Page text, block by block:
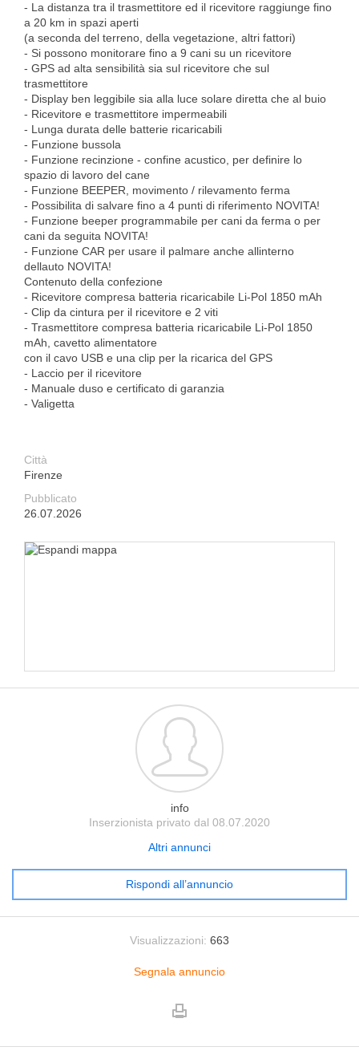
- La distanza tra il trasmettitore ed il ricevitore raggiunge fino
a 20 km in spazi aperti
(a seconda del terreno, della vegetazione, altri fattori)
- Si possono monitorare fino a 9 cani su un ricevitore
- GPS ad alta sensibilità sia sul ricevitore che sul
trasmettitore
- Display ben leggibile sia alla luce solare diretta che al buio
- Ricevitore e trasmettitore impermeabili
- Lunga durata delle batterie ricaricabili
- Funzione bussola
- Funzione recinzione - confine acustico, per definire lo
spazio di lavoro del cane
- Funzione BEEPER, movimento / rilevamento ferma
- Possibilita di salvare fino a 4 punti di riferimento NOVITA!
- Funzione beeper programmabile per cani da ferma o per
cani da seguita NOVITA!
- Funzione CAR per usare il palmare anche allinterno
dellauto NOVITA!
Contenuto della confezione
- Ricevitore compresa batteria ricaricabile Li-Pol 1850 mAh
- Clip da cintura per il ricevitore e 2 viti
- Trasmettitore compresa batteria ricaricabile Li-Pol 1850
mAh, cavetto alimentatore
con il cavo USB e una clip per la ricarica del GPS
- Laccio per il ricevitore
- Manuale duso e certificato di garanzia
- Valigetta
Città
Firenze
Pubblicato
26.07.2026
info
Inserzionista privato dal 08.07.2020
Altri annunci
Rispondi all’annuncio
Visualizzazioni: 663
Segnala annuncio